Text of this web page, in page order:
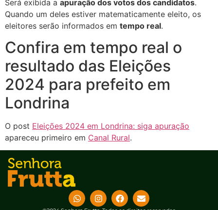
Será exibida a apuração dos votos dos candidatos.
Quando um deles estiver matematicamente eleito, os
eleitores serão informados em tempo real.
Confira em tempo real o
resultado das Eleições
2024 para prefeito em
Londrina
O post Eleições 2024 em Londrina: siga apuração
apareceu primeiro em Canal Rural.